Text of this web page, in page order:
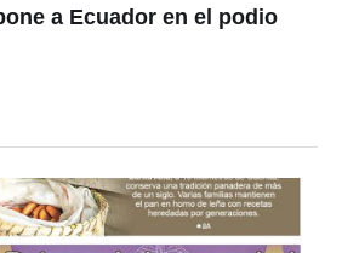
a Ecuador en el podio